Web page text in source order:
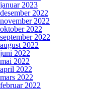
januar 2023
desember 2022
november 2022
oktober 2022
september 2022
august 2022
juni 2022
mai 2022
april 2022
mars 2022
februar 2022